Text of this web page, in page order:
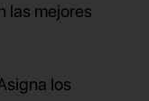
las mejores
los